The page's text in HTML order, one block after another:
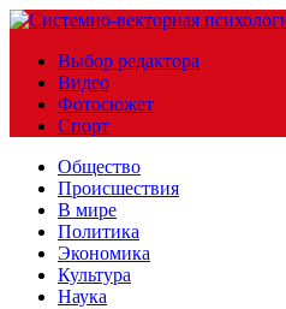
Выбор редактора
Видео
Фотосюжет
Спорт
Общество
Происшествия
В мире
Политика
Экономика
Культура
Наука